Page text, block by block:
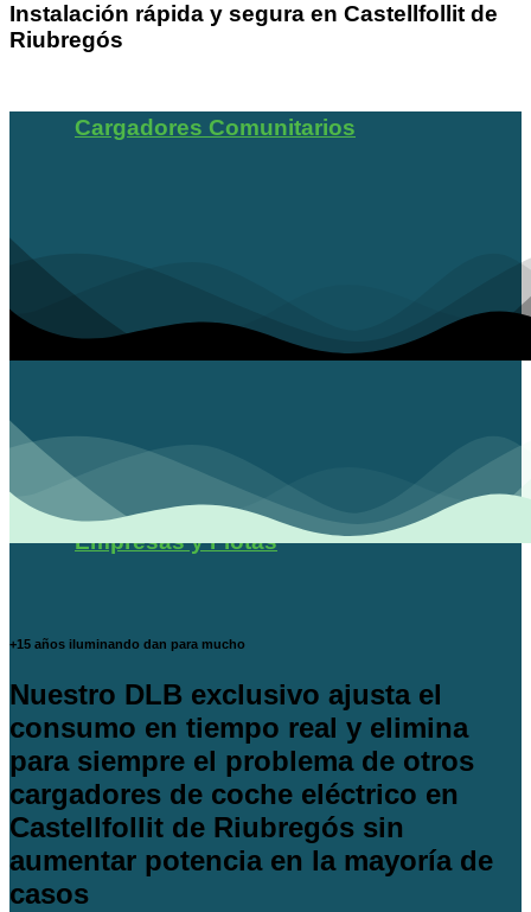
Cargadores Comunitarios
Empresas y Flotas
Instalación rápida y segura en Castellfollit de
Riubregós
+15 años iluminando dan para mucho
Nuestro DLB exclusivo ajusta el
consumo en tiempo real y elimina
para siempre el problema de otros
cargadores de coche eléctrico en
Castellfollit de Riubregós sin
aumentar potencia en la mayoría de
casos